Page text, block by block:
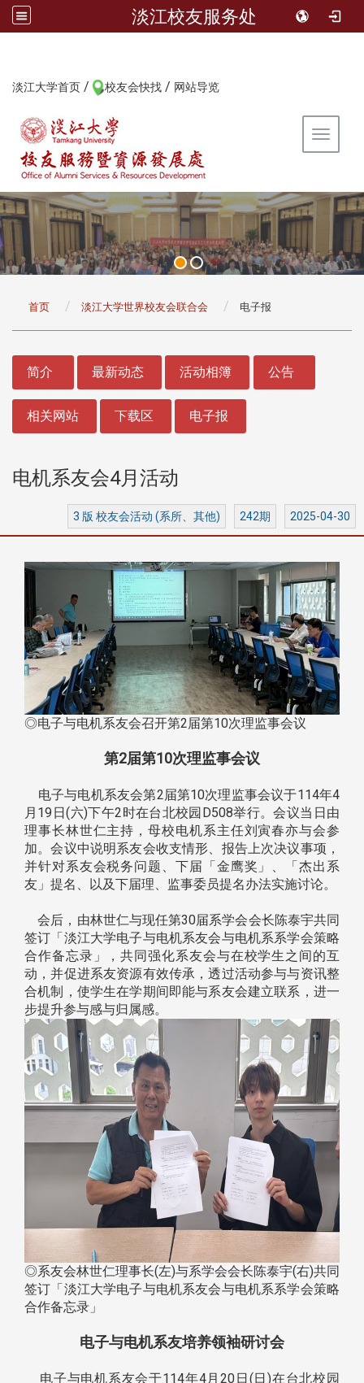
淡江校友服务处
淡江大学首页 / 校友会快找 / 网站导览
Toggle
首页 淡江大学世界校友会联合会 电子报
简介 最新动态 活动相簿 公告
相关网站 下载区 电子报
电机系友会4月活动
3 版 校友会活动 (系所、其他) 242期 2025-04-30
◎电子与电机系友会召开第2届第10次理监事会议
第2届第10次理监事会议
电子与电机系友会第2届第10次理监事会议于114年4
月19日(六)下午2时在台北校园D508举行。会议当日由
理事长林世仁主持，母校电机系主任刘寅春亦与会参
加。会议中说明系友会收支情形、报告上次决议事项，
并针对系友会税务问题、下届「金鹰奖」、「杰出系
友」提名、以及下届理、监事委员提名办法实施讨论。
会后，由林世仁与现任第30届系学会会长陈泰宇共同
签订「淡江大学电子与电机系友会与电机系系学会策略
合作备忘录」，共同强化系友会与在校学生之间的互
动，并促进系友资源有效传承，透过活动参与与资讯整
合机制，使学生在学期间即能与系友会建立联系，进一
步提升参与感与归属感。
◎系友会林世仁理事长(左)与系学会会长陈泰宇(右)共同
签订「淡江大学电子与电机系友会与电机系系学会策略
合作备忘录」
电子与电机系友培养领袖研讨会
电子与电机系友会于114年4月20日(日)在台北校园